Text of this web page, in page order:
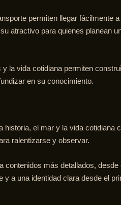
permiten llegar fácilmente a
atractivo para quienes planean
la vida cotidiana permiten
en su conocimiento.
historia, el mar y la vida cotidiana
ralentizarse y observar.
contenidos más detallados, desde
a una identidad clara desde el